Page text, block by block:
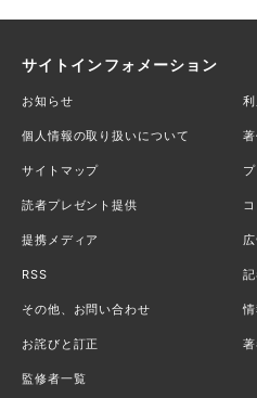
サイトインフォメーション
お知らせ
個人情報の取り扱いについて
サイトマップ
読者プレゼント提供
提携メディア
RSS
その他、お問い合わせ
お詫びと訂正
監修者一覧